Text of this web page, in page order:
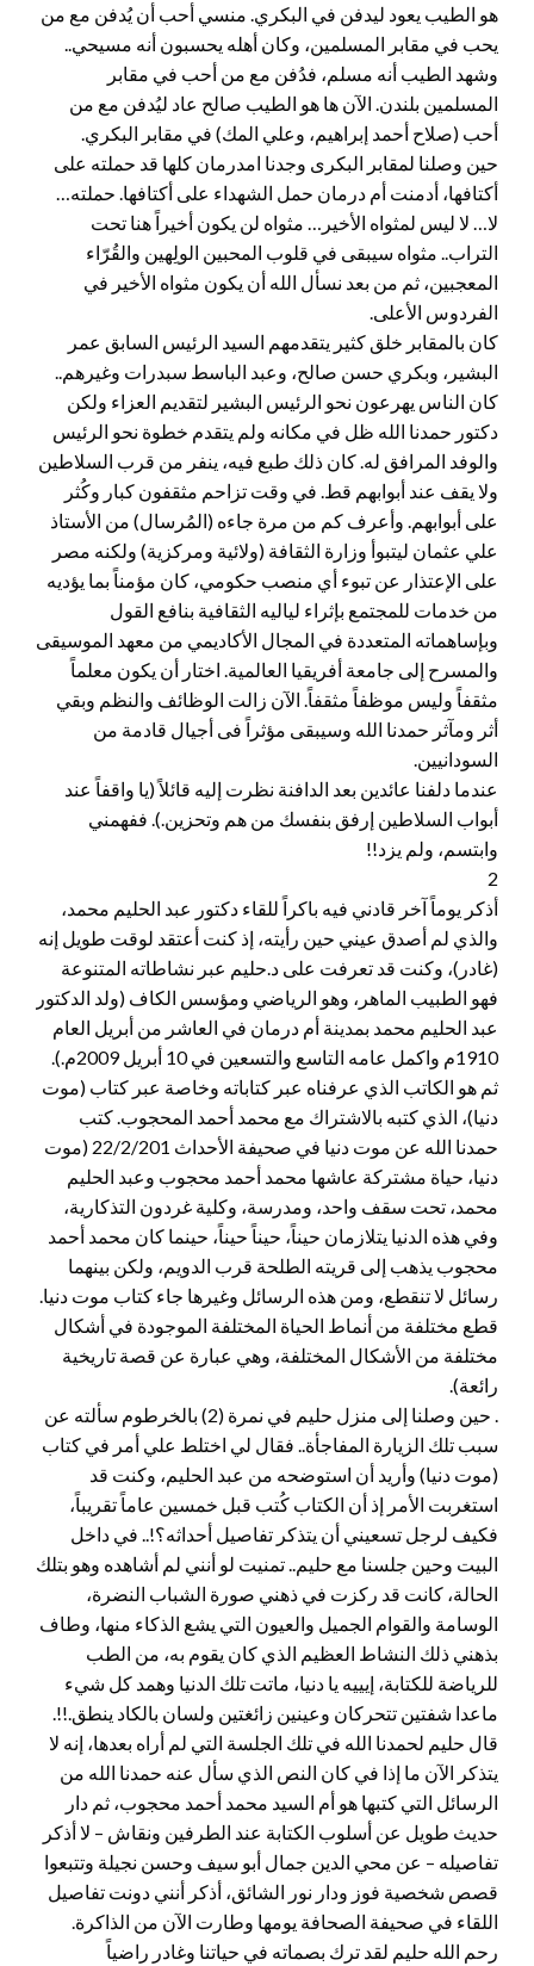
هو الطيب يعود ليدفن في البكري. منسي أحب أن يُدفن مع من
يحب في مقابر المسلمين، وكان أهله يحسبون أنه مسيحي..
وشهد الطيب أنه مسلم، فدُفن مع من أحب في مقابر
المسلمين بلندن. الآن ها هو الطيب صالح عاد ليُدفن مع من
أحب (صلاح أحمد إبراهيم، وعلي المك) في مقابر البكري.
حين وصلنا لمقابر البكرى وجدنا امدرمان كلها قد حملته على
أكتافها، أدمنت أم درمان حمل الشهداء على أكتافها. حملته…
لا… لا ليس لمثواه الأخير… مثواه لن يكون أخيراً هنا تحت
التراب.. مثواه سيبقى في قلوب المحبين الولِهين والقُرّاء
المعجبين، ثم من بعد نسأل الله أن يكون مثواه الأخير في
الفردوس الأعلى.
كان بالمقابر خلق كثير يتقدمهم السيد الرئيس السابق عمر
البشير، وبكري حسن صالح، وعبد الباسط سبدرات وغيرهم..
كان الناس يهرعون نحو الرئيس البشير لتقديم العزاء ولكن
دكتور حمدنا الله ظل في مكانه ولم يتقدم خطوة نحو الرئيس
والوفد المرافق له. كان ذلك طبع فيه، ينفر من قرب السلاطين
ولا يقف عند أبوابهم قط. في وقت تزاحم مثقفون كبار وكُثر
على أبوابهم. وأعرف كم من مرة جاءه (المُرسال) من الأستاذ
علي عثمان ليتبوأ وزارة الثقافة (ولائية ومركزية) ولكنه مصر
على الإعتذار عن تبوء أي منصب حكومي، كان مؤمناً بما يؤديه
من خدمات للمجتمع بإثراء لياليه الثقافية بنافع القول
وبإساهماته المتعددة في المجال الأكاديمي من معهد الموسيقى
والمسرح إلى جامعة أفريقيا العالمية. اختار أن يكون معلماً
مثقفاً وليس موظفاً مثقفاً. الآن زالت الوظائف والنظم وبقي
أثر ومآثر حمدنا الله وسيبقى مؤثراً فى أجيال قادمة من
السودانيين.
عندما دلفنا عائدين بعد الدافنة نظرت إليه قائلاً (يا واقفاً عند
أبواب السلاطين إرفق بنفسك من هم وتحزين.). ففهمني
وابتسم، ولم يزد!!
2
أذكر يوماً آخر قادني فيه باكراً للقاء دكتور عبد الحليم محمد،
والذي لم أصدق عيني حين رأيته، إذ كنت أعتقد لوقت طويل إنه
(غادر)، وكنت قد تعرفت على د.حليم عبر نشاطاته المتنوعة
فهو الطبيب الماهر، وهو الرياضي ومؤسس الكاف (ولد الدكتور
عبد الحليم محمد بمدينة أم درمان في العاشر من أبريل العام
1910م واكمل عامه التاسع والتسعين في 10 أبريل 2009م.).
ثم هو الكاتب الذي عرفناه عبر كتاباته وخاصة عبر كتاب (موت
دنيا)، الذي كتبه بالاشتراك مع محمد أحمد المحجوب. كتب
حمدنا الله عن موت دنيا في صحيفة الأحداث 22/2/201 (موت
دنيا، حياة مشتركة عاشها محمد أحمد محجوب وعبد الحليم
محمد، تحت سقف واحد، ومدرسة، وكلية غردون التذكارية،
وفي هذه الدنيا يتلازمان حيناً، حيناً حيناً، حينما كان محمد أحمد
محجوب يذهب إلى قريته الطلحة قرب الدويم، ولكن بينهما
رسائل لا تنقطع، ومن هذه الرسائل وغيرها جاء كتاب موت دنيا.
قطع مختلفة من أنماط الحياة المختلفة الموجودة في أشكال
مختلفة من الأشكال المختلفة، وهي عبارة عن قصة تاريخية
رائعة).
. حين وصلنا إلى منزل حليم في نمرة (2) بالخرطوم سألته عن
سبب تلك الزيارة المفاجأة.. فقال لي اختلط علي أمر في كتاب
(موت دنيا) وأريد أن استوضحه من عبد الحليم، وكنت قد
استغربت الأمر إذ أن الكتاب كُتب قبل خمسين عاماً تقريباً،
فكيف لرجل تسعيني أن يتذكر تفاصيل أحداثه؟!.. في داخل
البيت وحين جلسنا مع حليم.. تمنيت لو أنني لم أشاهده وهو بتلك
الحالة، كانت قد ركزت في ذهني صورة الشباب النضرة،
الوسامة والقوام الجميل والعيون التي يشع الذكاء منها، وطاف
بذهني ذلك النشاط العظيم الذي كان يقوم به، من الطب
للرياضة للكتابة، إيييه يا دنيا، ماتت تلك الدنيا وهمد كل شيء
ماعدا شفتين تتحركان وعينين زائغتين ولسان بالكاد ينطق.!!.
قال حليم لحمدنا الله في تلك الجلسة التي لم أراه بعدها، إنه لا
يتذكر الآن ما إذا في كان النص الذي سأل عنه حمدنا الله من
الرسائل التي كتبها هو أم السيد محمد أحمد محجوب، ثم دار
حديث طويل عن أسلوب الكتابة عند الطرفين ونقاش – لا أذكر
تفاصيله – عن محي الدين جمال أبو سيف وحسن نجيلة وتتبعوا
قصص شخصية فوز ودار نور الشائق، أذكر أنني دونت تفاصيل
اللقاء في صحيفة الصحافة يومها وطارت الآن من الذاكرة.
رحم الله حليم لقد ترك بصماته في حياتنا وغادر راضياً